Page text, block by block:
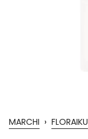
MARCHI › FLORAIKU